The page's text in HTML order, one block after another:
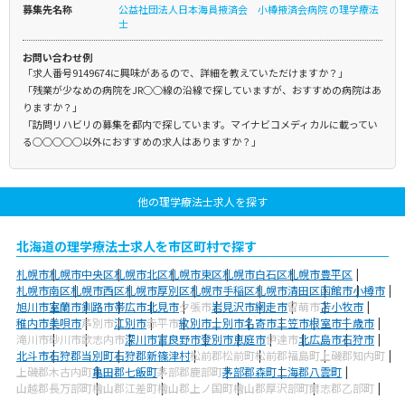
募集先名称
公益社団法人日本海員掖済会 小樽掖済会病院 の理学療法
士
お問い合わせ例
「求人番号9149674に興味があるので、詳細を教えていただけますか？」
「残業が少なめの病院をJR○○線の沿線で探していますが、おすすめの病院はあ
りますか？」
「訪問リハビリの募集を都内で探しています。マイナビコメディカルに載ってい
る○○○○○以外におすすめの求人はありますか？」
他の理学療法士求人を探す
北海道の理学療法士求人を市区町村で探す
札幌市札幌市中央区札幌市北区札幌市東区札幌市白石区札幌市豊平区
札幌市南区札幌市西区札幌市厚別区札幌市手稲区札幌市清田区函館市小樽市
旭川市室蘭市釧路市帯広市北見市夕張市岩見沢市網走市留萌市苫小牧市
稚内市美唄市芦別市江別市赤平市紋別市士別市名寄市三笠市根室市千歳市
滝川市砂川市歌志内市深川市富良野市登別市恵庭市伊達市北広島市石狩市
北斗市石狩郡当別町石狩郡新篠津村松前郡松前町松前郡福島町 上磯郡知内町
上磯郡木古内町亀田郡七飯町茅部郡鹿部町茅部郡森町二海郡八雲町
山越郡長万部町檜山郡江差町檜山郡上ノ国町檜山郡厚沢部町爾志郡乙部町